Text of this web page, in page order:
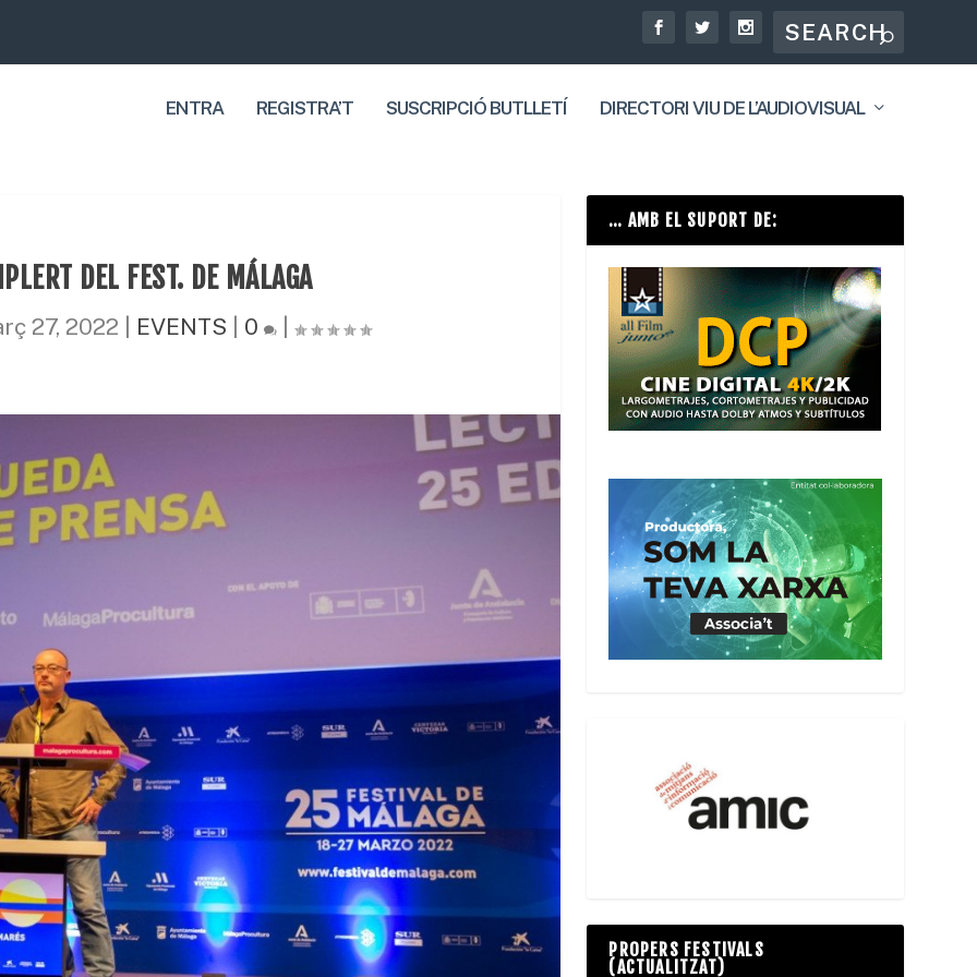
ENTRA REGISTRA’T SUSCRIPCIÓ BUTLLETÍ DIRECTORI VIU DE L’AUDIOVISUAL
DEL FEST. DE MÁLAGA
27, 2022 EVENTS 0 |
… AMB EL SUPORT DE:
PROPERS FESTIVALS
(ACTUALITZAT)